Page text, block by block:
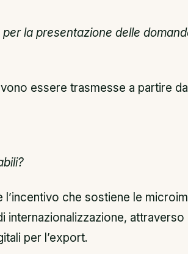
la presentazione delle
essere trasmesse a partire
l’incentivo che sostiene le
internazionalizzazione, attraverso
per l’export.